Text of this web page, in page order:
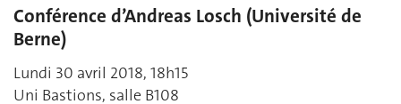
Conférence d’Andreas Losch (Université de
Berne)
Lundi 30 avril 2018, 18h15
Uni Bastions, salle B108